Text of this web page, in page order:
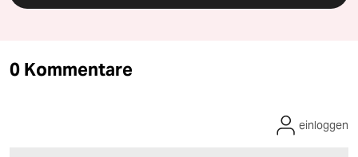
0 Kommentare
einloggen